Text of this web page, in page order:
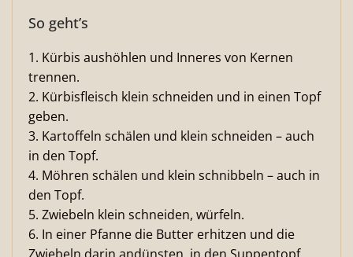
So geht’s
1. Kürbis aushöhlen und Inneres von Kernen
trennen.
2. Kürbisfleisch klein schneiden und in einen Topf
geben.
3. Kartoffeln schälen und klein schneiden – auch
in den Topf.
4. Möhren schälen und klein schnibbeln – auch in
den Topf.
5. Zwiebeln klein schneiden, würfeln.
6. In einer Pfanne die Butter erhitzen und die